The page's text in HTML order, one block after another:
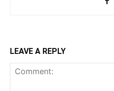
LEAVE A REPLY